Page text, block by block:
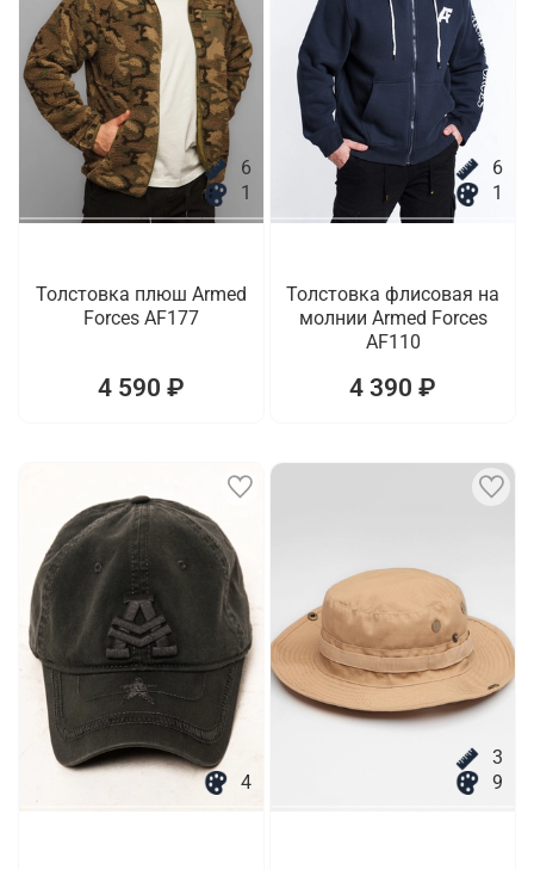
6
1
Толстовка плюш Armed
Forces AF177
4 590 ₽
6
1
Толстовка флисовая на
молнии Armed Forces
AF110
4 390 ₽
4
3
9